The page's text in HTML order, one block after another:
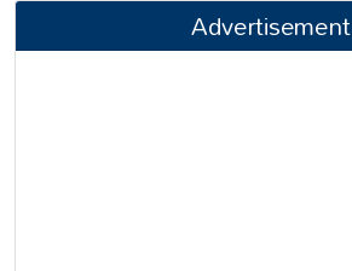
Advertisement